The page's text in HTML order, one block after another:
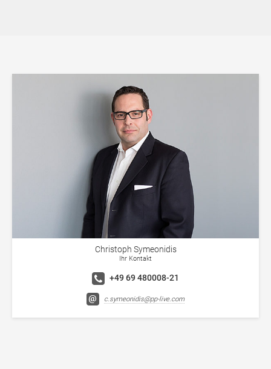
Christoph Symeonidis
Ihr Kontakt
+49 69 480008-21
c.symeonidis@pp-live.com